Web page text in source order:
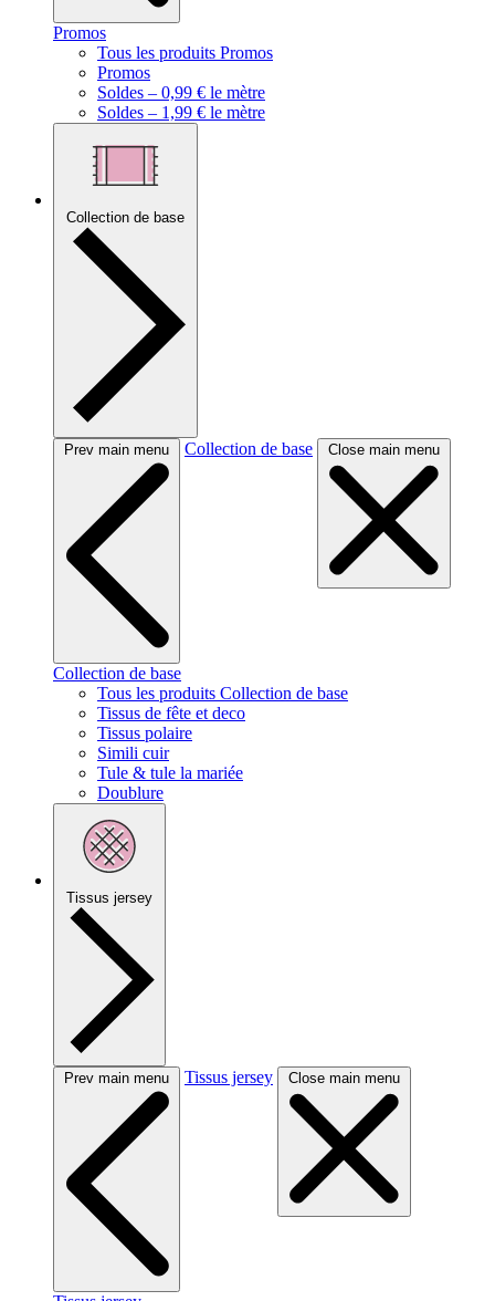
Promos
Tous les produits Promos
Promos
Soldes – 0,99 € le mètre
Soldes – 1,99 € le mètre
Collection de base
Prev main menu Collection de base Close main menu
Collection de base
Tous les produits Collection de base
Tissus de fête et deco
Tissus polaire
Simili cuir
Tule & tule la mariée
Doublure
Tissus jersey
Prev main menu Tissus jersey Close main menu